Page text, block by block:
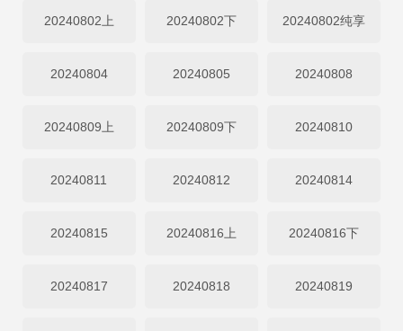
20240802上 20240802下 20240802纯享
20240804 20240805 20240808
20240809上 20240809下 20240810
20240811 20240812 20240814
20240815 20240816上 20240816下
20240817 20240818 20240819